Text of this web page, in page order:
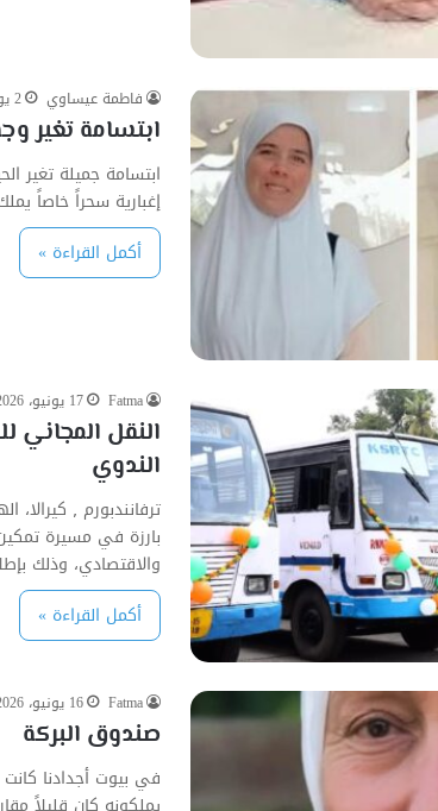
فاطمة عيساوي 2 يوليو، 2026
ابتسامة تغير
ابتسامة جميلة تغير
إغبارية سحراً خاصاً
أكمل القراءة »
Fatma 17 يونيو، 2026
النقل المجاني
الندوي
بارزة في مسيرة
والاقتصادي، وذلك
أكمل القراءة »
Fatma 16 يونيو، 2026
صندوق البركة
في بيوت أجدادنا